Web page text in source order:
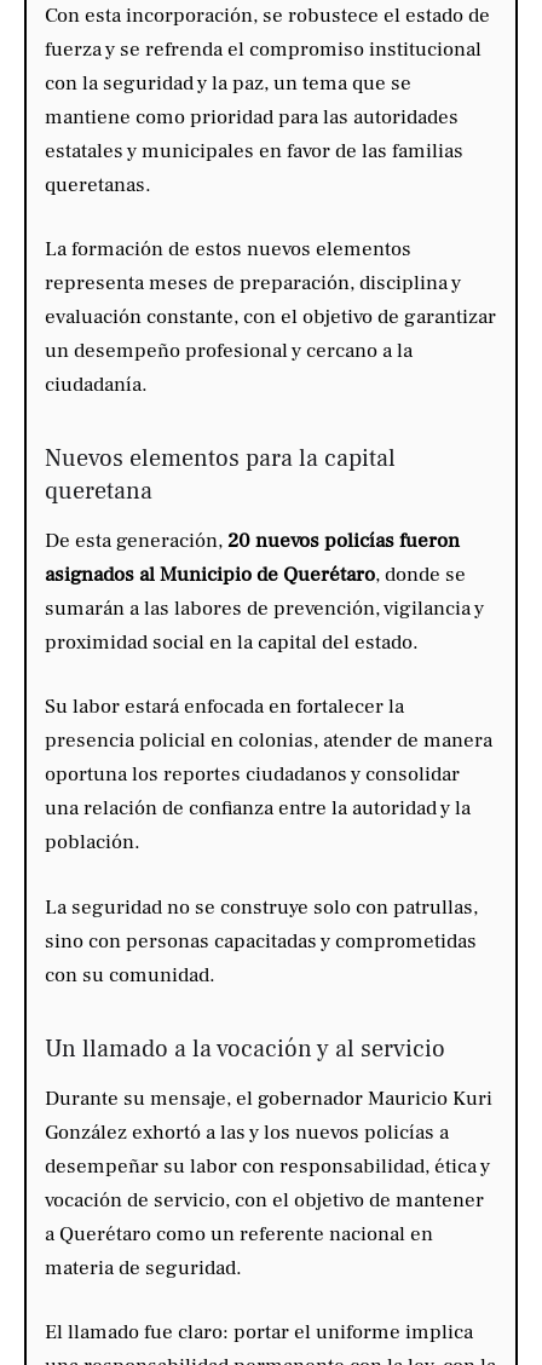
Con esta incorporación, se robustece el estado de
fuerza y se refrenda el compromiso institucional
con la seguridad y la paz, un tema que se
mantiene como prioridad para las autoridades
estatales y municipales en favor de las familias
queretanas.
La formación de estos nuevos elementos
representa meses de preparación, disciplina y
evaluación constante, con el objetivo de garantizar
un desempeño profesional y cercano a la
ciudadanía.
Nuevos elementos para la capital
queretana
De esta generación,20 nuevos policías fueron
asignados al Municipio de Querétaro, donde se
sumarán a las labores de prevención, vigilancia y
proximidad social en la capital del estado.
Su labor estará enfocada en fortalecer la
presencia policial en colonias, atender de manera
oportuna los reportes ciudadanos y consolidar
una relación de confianza entre la autoridad y la
población.
La seguridad no se construye solo con patrullas,
sino con personas capacitadas y comprometidas
con su comunidad.
Un llamado a la vocación y al servicio
Durante su mensaje, el gobernador Mauricio Kuri
González exhortó a las y los nuevos policías a
desempeñar su labor con responsabilidad, ética y
vocación de servicio, con el objetivo de mantener
a Querétaro como un referente nacional en
materia de seguridad.
El llamado fue claro: portar el uniforme implica